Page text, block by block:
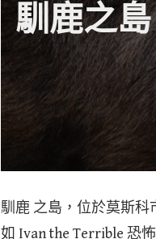
馴鹿之島
馴鹿 之島，位於莫斯科
如 Ivan the Terrible 恐